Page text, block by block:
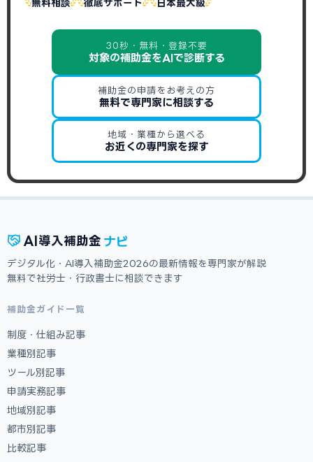
無料相談 徹底サポート 日本最大級
30秒・無料・登録不要
対象の補助金をAIで診断する
補助金の申請をお考えの方
無料で専門家に相談する
地域・業種から選べる
お近くの専門家を探す
AI 導入補助金 ナビ
デジタル化・AI導入補助金2026の最新情報を専門家が解説
無料で社労士・行政書士に相談できます
補助金ガイド一覧
制度・仕組み記事
業種別記事
ツール別記事
申請実務記事
地域別記事
都市別記事
比較記事